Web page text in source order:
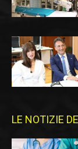
LE NOTIZIE